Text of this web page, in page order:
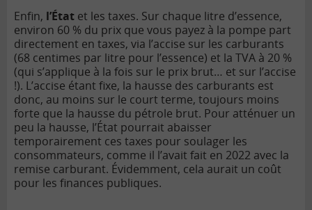
Enfin, l’État et les taxes. Sur chaque litre d’essence,
environ 60 % du prix que vous payez à la pompe part
directement en taxes, via l’accise sur les carburants
(68 centimes par litre pour l’essence) et la TVA à 20 %
(qui s’applique à la fois sur le prix brut… et sur l’accise
!). L’accise étant fixe, la hausse des carburants est
donc, au moins sur le court terme, toujours moins
forte que la hausse du pétrole brut. Pour atténuer un
peu la hausse, l’État pourrait abaisser
temporairement ces taxes pour soulager les
consommateurs, comme il l’avait fait en 2022 avec la
remise carburant. Évidemment, cela aurait un coût
pour les finances publiques.